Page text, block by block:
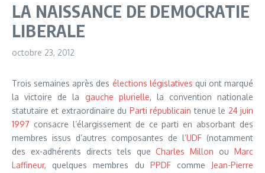
LA NAISSANCE DE DEMOCRATIE
LIBERALE
octobre 23, 2012
Trois semaines après des élections législatives qui ont marqué
la victoire de la gauche plurielle, la convention nationale
statutaire et extraordinaire du Parti républicain tenue le 24 juin
1997 consacre l’élargissement de ce parti en absorbant des
membres issus d’autres composantes de l’UDF (notamment
des ex-adhérents directs tels queCharles Millon ou Marc
Laffineur, quelques membres du PPDFcomme Jean-Pierre